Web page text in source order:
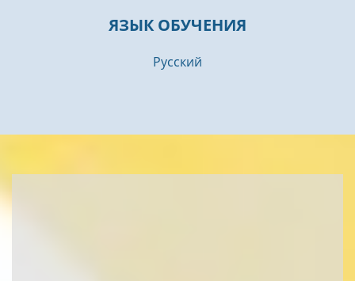
ЯЗЫК ОБУЧЕНИЯ
Русский